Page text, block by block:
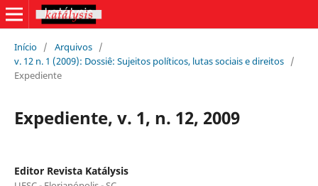
Início / Arquivos /
v. 12 n. 1 (2009): Dossiê: Sujeitos políticos, lutas sociais e direitos /
Expediente
Expediente, v. 1, n. 12, 2009
Editor Revista Katálysis